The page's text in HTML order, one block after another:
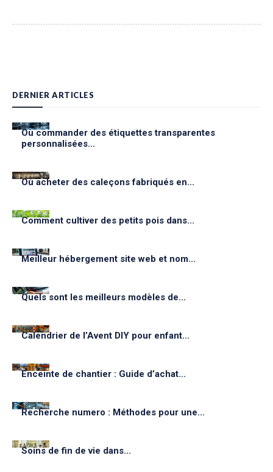
DERNIER ARTICLES
Où commander des étiquettes transparentes
personnalisées...
Où acheter des caleçons fabriqués en...
Comment cultiver des petits pois dans...
Meilleur hébergement site web et nom...
Quels sont les meilleurs modèles de...
Calendrier de l’Avent DIY pour enfant...
Enceinte de chantier : Guide d’achat...
Recherche numero : Méthodes pour une...
Soins de fin de vie dans...